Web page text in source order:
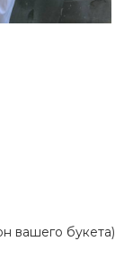
вашего букета)